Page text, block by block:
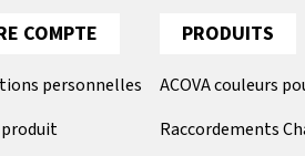
COMPTE
personnelles
PRODUITS
ACOVA couleurs
Raccordements